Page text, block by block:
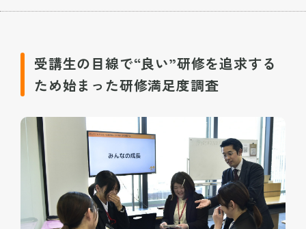
受講生の目線で“良い”研修を追求する
ため始まった研修満足度調査